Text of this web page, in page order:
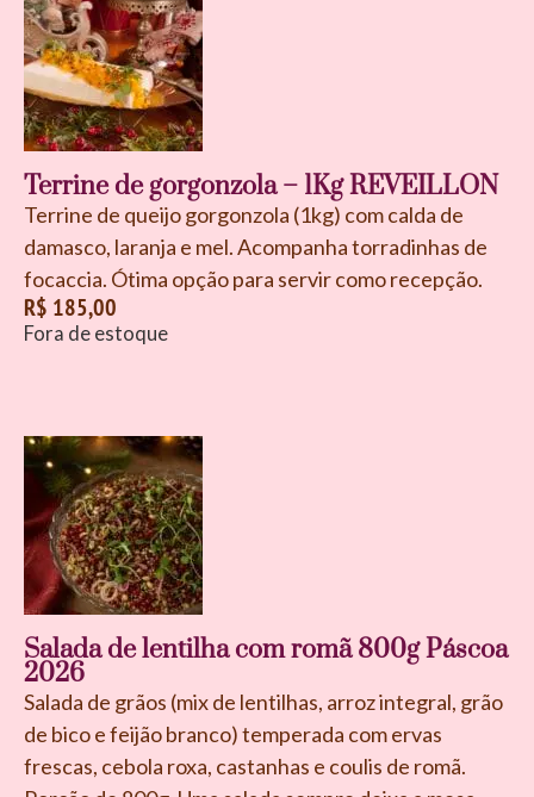
Terrine de gorgonzola – 1Kg REVEILLON
Terrine de queijo gorgonzola (1kg) com calda de
damasco, laranja e mel. Acompanha torradinhas de
focaccia. Ótima opção para servir como recepção.
R$ 185,00
Fora de estoque
Salada de lentilha com romã 800g Páscoa
2026
Salada de grãos (mix de lentilhas, arroz integral, grão
de bico e feijão branco) temperada com ervas
frescas, cebola roxa, castanhas e coulis de romã.